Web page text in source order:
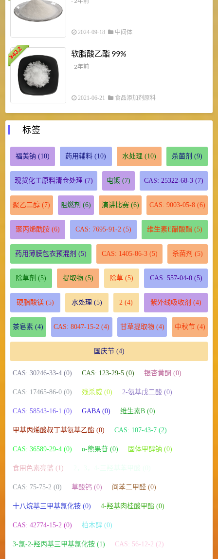
2024-09-18 中间体
¥
43.2 软脂酸乙酯 99%
- 2年前
2021-06-21 食品添加剂原料
标签
福美钠 (10) 药用辅料 (10) 水处理 (10) 杀菌剂 (9)
现货化工原料清仓处理 (7) 电镀 (7) CAS: 25322-68-3 (7)
聚乙二醇 (7) 阻燃剂 (6) 演讲比赛(6) CAS: 9003-05-8(6)
聚丙烯酰胺(6) CAS: 7695-91-2 (5) 维生素E醋酸酯 (5)
药用薄膜包衣预混剂 (5) CAS: 1405-86-3(5) 杀菌剂 (5)
除草剂 (5) 提取物(5) 除草 (5) CAS: 557-04-0(5)
硬脂酸镁(5) 水处理 (5) 2 (4) 紫外线吸收剂 (4)
茶皂素 (4) CAS: 8047-15-2 (4) 甘草提取物(4) 中秋节(4)
国庆节(4)
CAS: 30246-33-4 (0) CAS: 123-29-5 (0) 银杏黄酮 (0)
CAS: 17465-86-0 (0) 残杀威 (0) 2-氨基戊二酸 (0)
CAS: 58543-16-1 (0) GABA (0) 维生素B (0)
甲基丙烯酸叔丁基氨基乙酯 (0) CAS: 107-43-7 (2)
CAS: 36589-29-4 (0) α-熊果苷 (0) 固体甲醇钠 (0)
食用色素亮蓝 (1)
CAS: 75-75-2 (0) 草酸钙 (0) 间苯二甲醛 (0)
十八烷基三甲基氯化铵 (0) 4-羟基肉桂酸甲酯 (0)
CAS: 42774-15-2 (0) 柏木醇 (0)
3-氯-2-羟丙基三甲基氯化铵 (1) CAS: 56-12-2 (2)